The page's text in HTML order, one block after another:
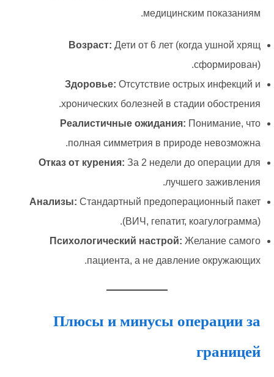
медицинским показаниям.
Возраст: Дети от 6 лет (когда ушной хрящ
сформирован).
Здоровье: Отсутствие острых инфекций и
хронических болезней в стадии обострения.
Реалистичные ожидания: Понимание, что
полная симметрия в природе невозможна.
Отказ от курения: За 2 недели до операции для
лучшего заживления.
Анализы: Стандартный предоперационный пакет
(ВИЧ, гепатит, коагулограмма).
Психологический настрой: Желание самого
пациента, а не давление окружающих.
Плюсы и минусы операции за
границей